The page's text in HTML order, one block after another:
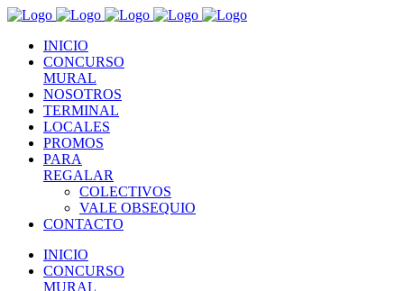
INICIO
CONCURSO
MURAL
NOSOTROS
TERMINAL
LOCALES
PROMOS
PARA
REGALAR
COLECTIVOS
VALE OBSEQUIO
CONTACTO
INICIO
CONCURSO
MURAL